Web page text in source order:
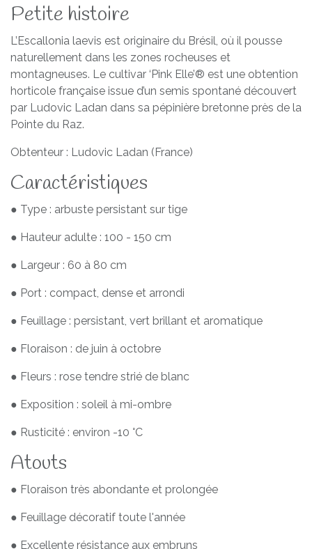
Petite histoire
L’Escallonia laevis est originaire du Brésil, où il pousse
naturellement dans les zones rocheuses et
montagneuses. Le cultivar ‘Pink Elle’® est une obtention
horticole française issue d’un semis spontané découvert
par Ludovic Ladan dans sa pépinière bretonne près de la
Pointe du Raz.
Obtenteur : Ludovic Ladan (France)
Caractéristiques
● Type : arbuste persistant sur tige
● Hauteur adulte : 100 - 150 cm
● Largeur : 60 à 80 cm
● Port : compact, dense et arrondi
● Feuillage : persistant, vert brillant et aromatique
● Floraison : de juin à octobre
● Fleurs : rose tendre strié de blanc
● Exposition : soleil à mi-ombre
● Rusticité : environ -10 °C
Atouts
● Floraison très abondante et prolongée
● Feuillage décoratif toute l'année
● Excellente résistance aux embruns